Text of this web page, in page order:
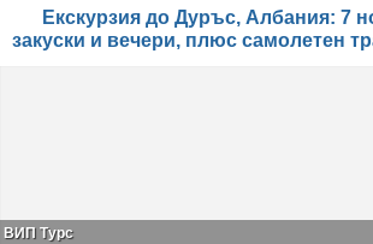
Екскурзия до Дуръс, Албания: 7
закуски и вечери, плюс самолетен
ВИП Турс